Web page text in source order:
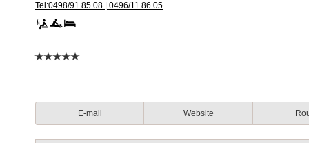
Tel:0498/91 85 08 | 0496/11 86 05
E-mail Website